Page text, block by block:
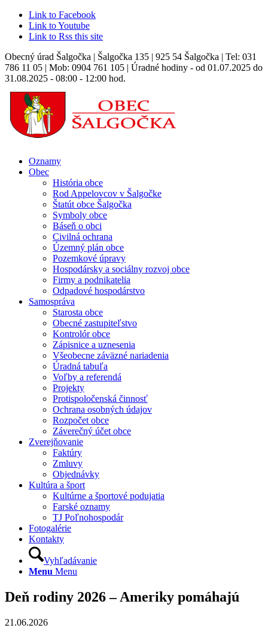
Link to Facebook
Link to Youtube
Link to Rss this site
Obecný úrad Šalgočka | Šalgočka 135 | 925 54 Šalgočka | Tel: 031
786 11 05 | Mob: 0904 761 105 | Úradné hodiny - od 01.07.2025 do
31.08.2025 - 08:00 - 12:00 hod.
Oznamy
Obec
História obce
Rod Appelovcov v Šalgočke
Štatút obce Šalgočka
Symboly obce
Báseň o obci
Civilná ochrana
Územný plán obce
Pozemkové úpravy
Hospodársky a sociálny rozvoj obce
Firmy a podnikatelia
Odpadové hospodárstvo
Samospráva
Starosta obce
Obecné zastupiteľstvo
Kontrolór obce
Zápisnice a uznesenia
Všeobecne záväzné nariadenia
Úradná tabuľa
Voľby a referendá
Projekty
Protispoločenská činnosť
Ochrana osobných údajov
Rozpočet obce
Záverečný účet obce
Zverejňovanie
Faktúry
Zmluvy
Objednávky
Kultúra a šport
Kultúrne a športové podujatia
Farské oznamy
TJ Poľnohospodár
Fotogalérie
Kontakty
Vyhľadávanie
Menu Menu
Deň rodiny 2026 – Ameriky pomáhajú
21.06.2026